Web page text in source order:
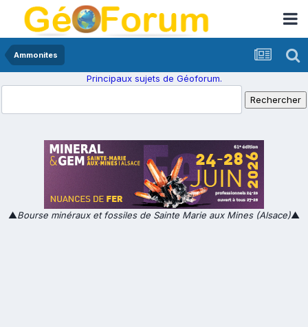
Ammonites
Principaux sujets de Géoforum.
▲Bourse minéraux et fossiles de Sainte Marie aux Mines (Alsace)▲